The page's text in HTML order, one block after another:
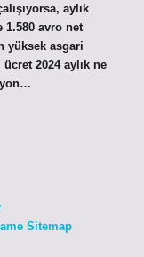
aylık
1.580 avro net
yüksek asgari
2024 aylık ne
Sitemap